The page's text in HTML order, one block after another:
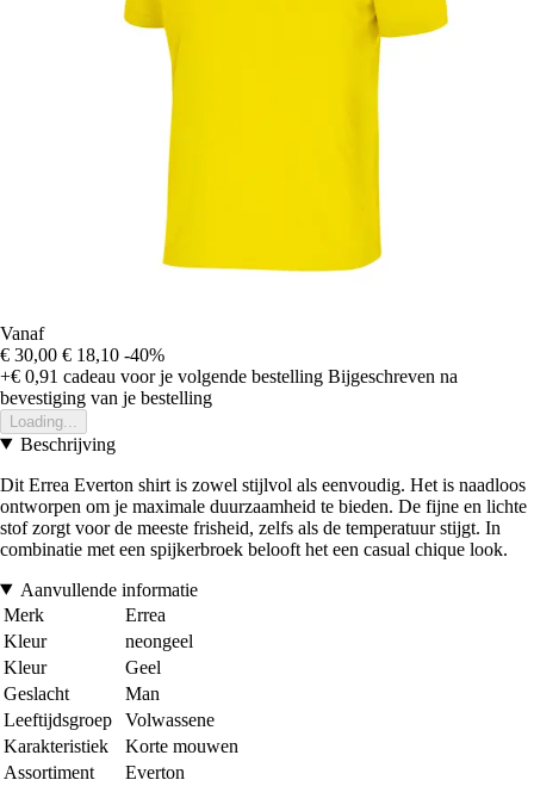
Vanaf
€ 30,00 € 18,10 -40%
+€ 0,91 cadeau voor je volgende bestelling Bijgeschreven na
bevestiging van je bestelling
Loading...
Beschrijving
Dit Errea Everton shirt is zowel stijlvol als eenvoudig. Het is naadloos
ontworpen om je maximale duurzaamheid te bieden. De fijne en lichte
stof zorgt voor de meeste frisheid, zelfs als de temperatuur stijgt. In
combinatie met een spijkerbroek belooft het een casual chique look.
Aanvullende informatie
Merk
Errea
Kleur
neongeel
Kleur
Geel
Geslacht
Man
Leeftijdsgroep
Volwassene
Karakteristiek
Korte mouwen
Assortiment
Everton